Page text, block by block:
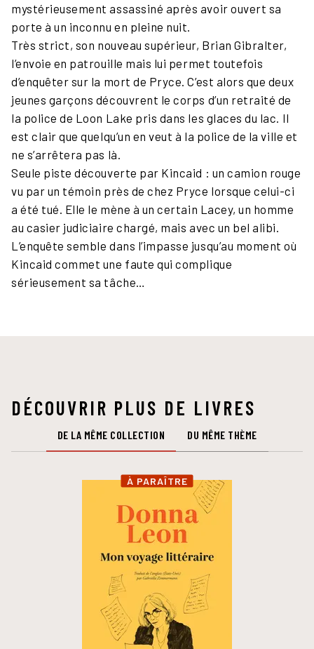
mystérieusement assassiné après avoir ouvert sa
porte à un inconnu en pleine nuit.
Très strict, son nouveau supérieur, Brian Gibralter,
l’envoie en patrouille mais lui permet toutefois
d’enquêter sur la mort de Pryce. C’est alors que deux
jeunes garçons découvrent le corps d’un retraité de
la police de Loon Lake pris dans les glaces du lac. Il
est clair que quelqu’un en veut à la police de la ville et
ne s’arrêtera pas là.
Seule piste découverte par Kincaid : un camion rouge
vu par un témoin près de chez Pryce lorsque celui-ci
a été tué. Elle le mène à un certain Lacey, un homme
au casier judiciaire chargé, mais avec un bel alibi.
L’enquête semble dans l’impasse jusqu’au moment où
Kincaid commet une faute qui complique
sérieusement sa tâche…
DÉCOUVRIR PLUS DE LIVRES
DE LA MÊME COLLECTION DU MÊME THÈME
À PARAÎTRE